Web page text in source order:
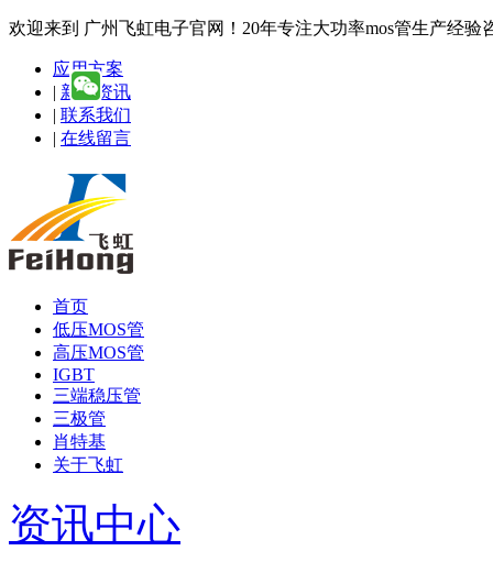
欢迎来到 广州飞虹电子官网！20年专注大功率mos管生产经验
应用方案
| 新闻资讯
| 联系我们
| 在线留言
首页
低压MOS管
高压MOS管
IGBT
三端稳压管
三极管
肖特基
关于飞虹
资讯中心